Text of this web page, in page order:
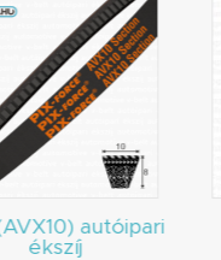
autóipari
ékszíj